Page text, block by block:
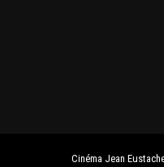
Cinéma Jean